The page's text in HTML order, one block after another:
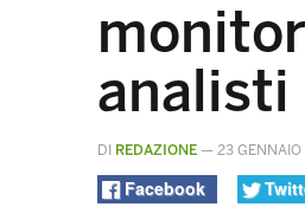
analisti
DI REDAZIONE — 23
Facebook